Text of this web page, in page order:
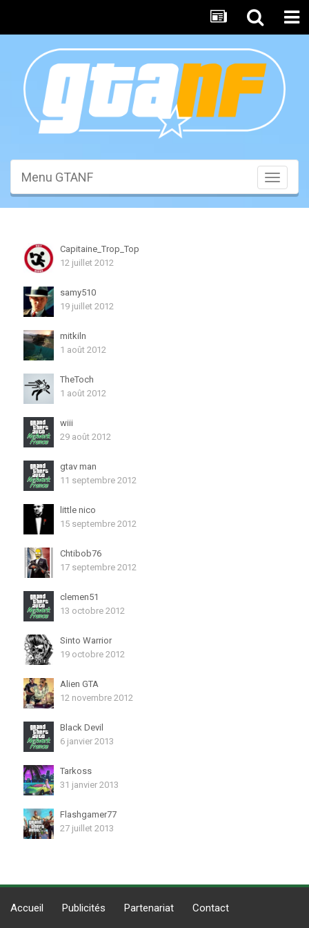
Toggle
Menu GTANF
Capitaine_Trop_Top
12 juillet 2012
samy510
19 juillet 2012
mitkiln
1 août 2012
TheToch
1 août 2012
wiii
29 août 2012
gtav man
11 septembre 2012
little nico
15 septembre 2012
Chtibob76
17 septembre 2012
clemen51
13 octobre 2012
Sinto Warrior
19 octobre 2012
Alien GTA
12 novembre 2012
Black Devil
6 janvier 2013
Tarkoss
31 janvier 2013
Flashgamer77
27 juillet 2013
Accueil Publicités Partenariat Contact